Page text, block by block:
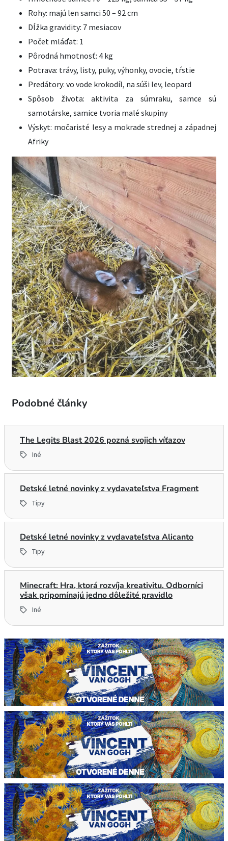
Rohy: majú len samci 50 – 92 cm
Dĺžka gravidity: 7 mesiacov
Počet mláďat: 1
Pôrodná hmotnosť: 4 kg
Potrava: trávy, listy, puky, výhonky, ovocie, tŕstie
Predátory: vo vode krokodíl, na súši lev, leopard
Spôsob života: aktivita za súmraku, samce sú
samotárske, samice tvoria malé skupiny
Výskyt: močaristé lesy a mokrade strednej a západnej
Afriky
Podobné články
The Legits Blast 2026 pozná svojich víťazov
Iné
Detské letné novinky z vydavateľstva Fragment
Tipy
Detské letné novinky z vydavateľstva Alicanto
Tipy
Minecraft: Hra, ktorá rozvíja kreativitu. Odborníci
však pripomínajú jedno dôležité pravidlo
Iné